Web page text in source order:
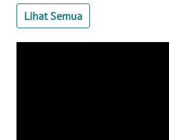
Lihat Semua
NUSANTARA
WN